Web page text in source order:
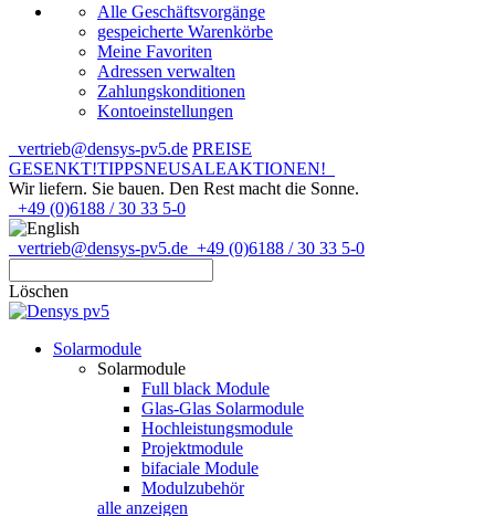
Alle Geschäftsvorgänge
gespeicherte Warenkörbe
Meine Favoriten
Adressen verwalten
Zahlungskonditionen
Kontoeinstellungen
vertrieb@densys-pv5.de PREISE
GESENKT!TIPPSNEUSALEAKTIONEN!
Wir liefern. Sie bauen. Den Rest macht die Sonne.
+49 (0)6188 / 30 33 5-0
vertrieb@densys-pv5.de +49 (0)6188 / 30 33 5-0
Löschen
Solarmodule
Solarmodule
Full black Module
Glas-Glas Solarmodule
Hochleistungsmodule
Projektmodule
bifaciale Module
Modulzubehör
alle anzeigen